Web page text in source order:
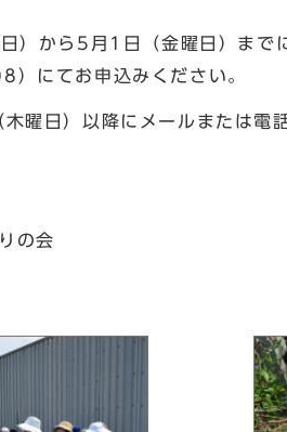
）から5月1日（金曜日）まで
にてお申込みください。
曜日）以降にメールまたは電
の会